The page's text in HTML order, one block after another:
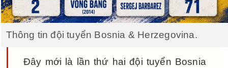
Thông tin đội tuyển Bosnia & Herzegovina.
Đây mới là lần thứ hai đội tuyển Bosnia